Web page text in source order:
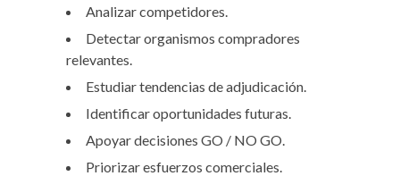
Analizar competidores.
Detectar organismos compradores
relevantes.
Estudiar tendencias de adjudicación.
Identificar oportunidades futuras.
Apoyar decisiones GO / NO GO.
Priorizar esfuerzos comerciales.